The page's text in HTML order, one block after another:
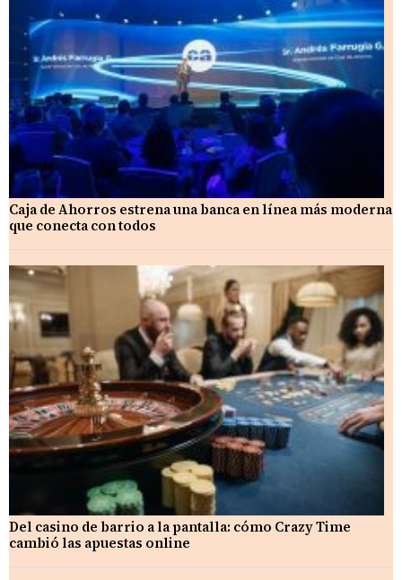
Caja de Ahorros estrena una banca en línea más moderna
que conecta con todos
Del casino de barrio a la pantalla: cómo Crazy Time
cambió las apuestas online